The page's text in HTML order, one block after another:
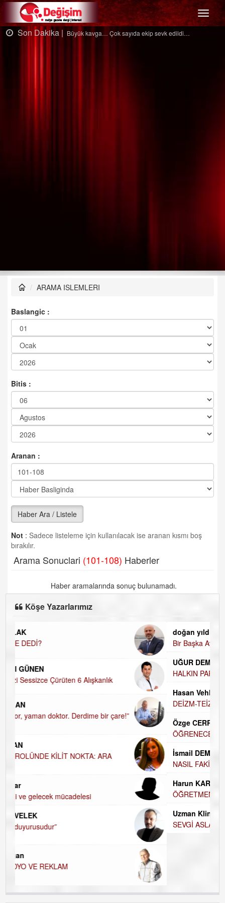
Menü
Son Dakika | Büyük kavga… Çok sayıda ekip sevk edildi…
ARAMA ISLEMLERI
Baslangic :
Bitis :
Aranan :
Haber Ara / Listele
Not : Sadece listeleme için kullanılacak ise aranan kısmı boş
bırakılır.
Arama Sonuclari (101-108) Haberler
Haber aramalarında sonuç bulunamadı.
Köşe Yazarlarımız
Bir Başka Avrupa!
HALKIN PARTİSİNDE YENİ YÖNETİM BELİRLENDİ…
DEİZM-TEİZM-ATEİZM-PANTEİZM’E BAKIŞ
İsmail DEMİREL
ÖĞRETMENİM , HAKKINI NASIL ÖDERİM !
Uzman Klinik Psikolog Erkan EZERÇE
SEVGİ ASLA YETMEZ!